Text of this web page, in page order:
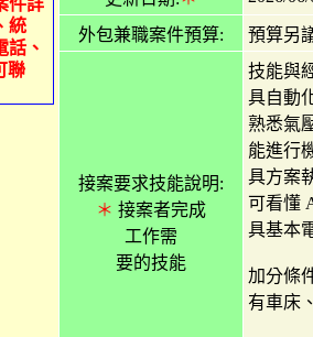
統
話、
聯
外包兼職案件預算: 預算另
接案要求技能說明:
＊ 接案者完成
工作需
要的技能
技能與
具自動
熟悉氣
能進行
具方案
可看懂
具基本
加分條
有車床